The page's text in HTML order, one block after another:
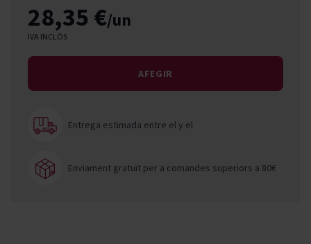
28,35 €/un
IVA INCLÒS
AFEGIR
Entrega estimada entre ely el
Enviament gratuït per a comandes superiors a 80€